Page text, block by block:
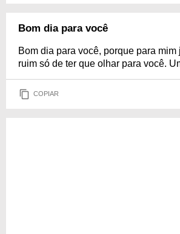
Bom dia para você
Bom dia para você, porque para
ruim só de ter que olhar para você.
COPIAR